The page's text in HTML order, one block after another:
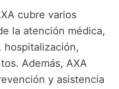
cubre varios
la atención médica,
hospitalización,
Además, AXA
y asistencia